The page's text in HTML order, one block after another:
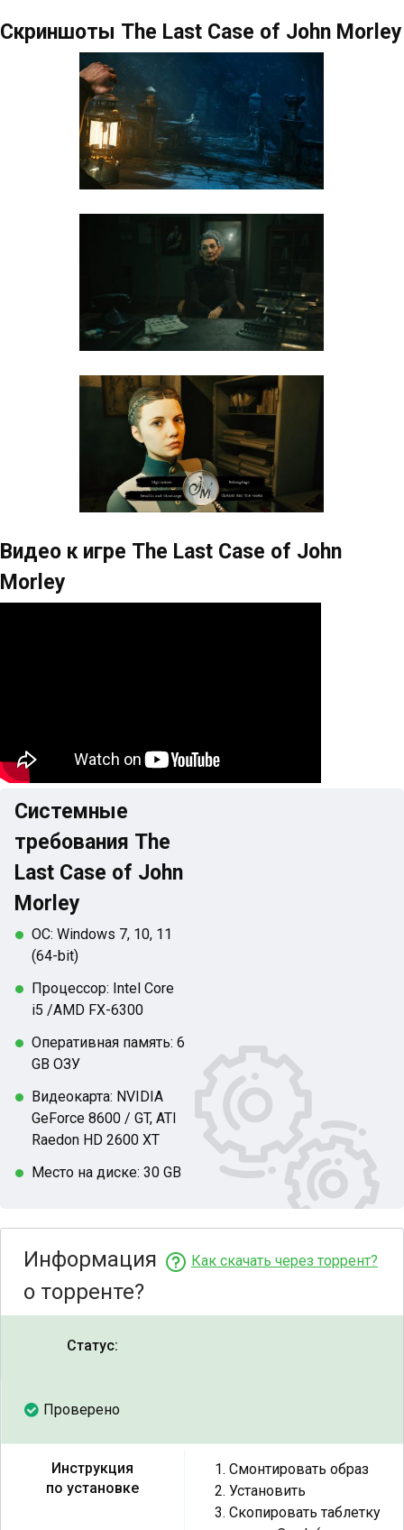
Скриншоты The Last Case of John Morley
Видео к игре The Last Case of John
Morley
Системные
требования The
Last Case of John
Morley
ОС: Windows 7, 10, 11
(64-bit)
Процессор: Intel Core
i5 /AMD FX-6300
Оперативная память: 6
GB ОЗУ
Видеокарта: NVIDIA
GeForce 8600 / GT, ATI
Raedon HD 2600 XT
Место на диске: 30 GB
Как скачать через торрент?
Информация
о торренте?
Статус:
Проверено
Инструкция
по установке
1. Смонтировать образ
2. Установить
3. Скопировать таблетку